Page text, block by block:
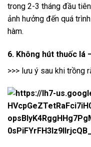
trong 2-3 tháng đầu
ảnh hưởng đến quá
hàm.
6. Không hút thuốc lá
>>> lưu ý sau khi trồng